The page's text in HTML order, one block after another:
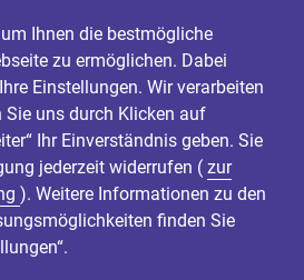
Ihnen die bestmögliche
zu ermöglichen. Dabei
Einstellungen. Wir verarbeiten
Sie uns durch Klicken auf
Ihr Einverständnis geben. Sie
jederzeit widerrufen ( zur
). Weitere Informationen zu den
finden Sie